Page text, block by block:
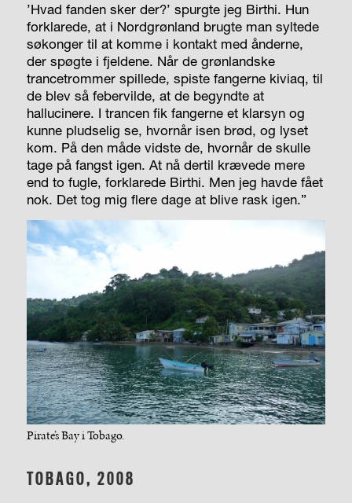
’Hvad fanden sker der?’ spurgte jeg Birthi. Hun
forklarede, at i Nordgrønland brugte man syltede
søkonger til at komme i kontakt med ånderne,
der spøgte i fjeldene. Når de grønlandske
trancetrommer spillede, spiste fangerne kiviaq, til
de blev så febervilde, at de begyndte at
hallucinere. I trancen fik fangerne et klarsyn og
kunne pludselig se, hvornår isen brød, og lyset
kom. På den måde vidste de, hvornår de skulle
tage på fangst igen. At nå dertil krævede mere
end to fugle, forklarede Birthi. Men jeg havde fået
nok. Det tog mig flere dage at blive rask igen.”
Pirate’s Bay i Tobago.
TOBAGO, 2008